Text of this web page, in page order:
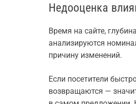
Недооценка
Время на сайте,
анализируются
причину изменений.
Если посетители
возвращаются —